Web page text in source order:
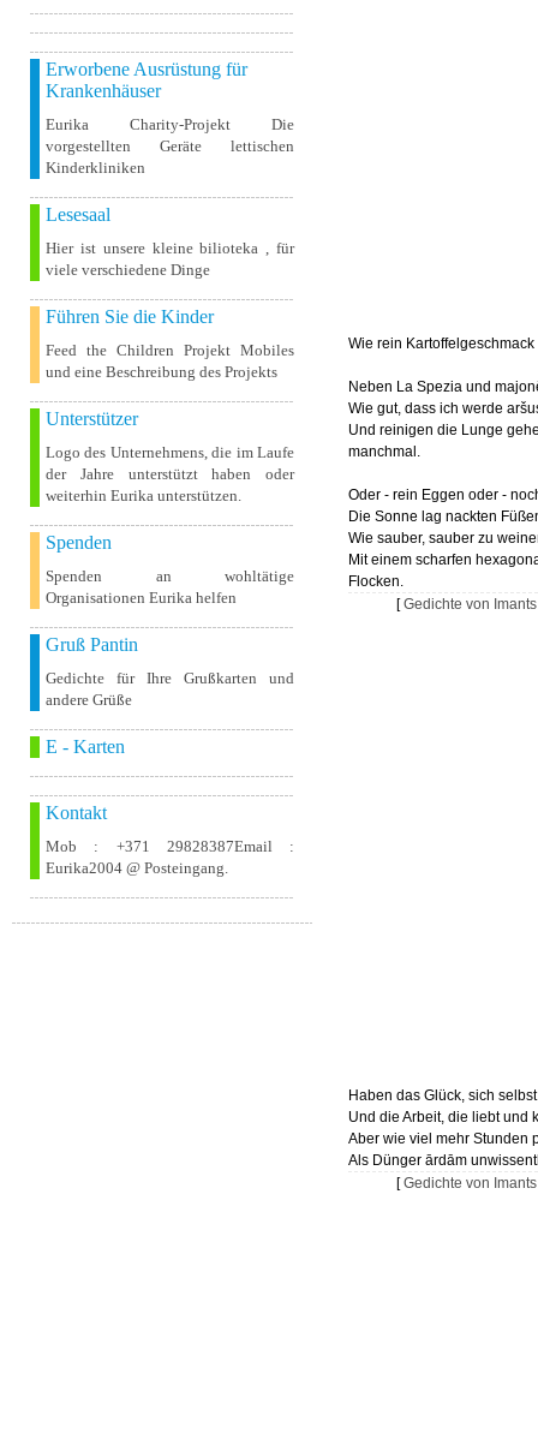
Erworbene Ausrüstung für
Krankenhäuser
Eurika Charity-Projekt Die
vorgestellten Geräte lettischen
Kinderkliniken
Lesesaal
Hier ist unsere kleine bilioteka , für
viele verschiedene Dinge
Führen Sie die Kinder
Feed the Children Projekt Mobiles
und eine Beschreibung des Projekts
Unterstützer
Logo des Unternehmens, die im Laufe
der Jahre unterstützt haben oder
weiterhin Eurika unterstützen.
Spenden
Spenden an wohltätige
Organisationen Eurika helfen
Gruß Pantin
Gedichte für Ihre Grußkarten und
andere Grüße
E - Karten
Kontakt
Mob : +371 29828387Email :
Eurika2004 @ Posteingang.
Wie rein Kartoffelgeschmack
Neben La Spezia und
Wie gut, dass ich werde
Und reinigen die Lunge
manchmal.
Oder - rein Eggen oder -
Die Sonne lag nackten
Wie sauber, sauber zu
Mit einem scharfen
Flocken.
[Gedichte von
Haben das Glück, sich
Und die Arbeit, die liebt und
Aber wie viel mehr Stunden
Als Dünger ārdām
[Gedichte von